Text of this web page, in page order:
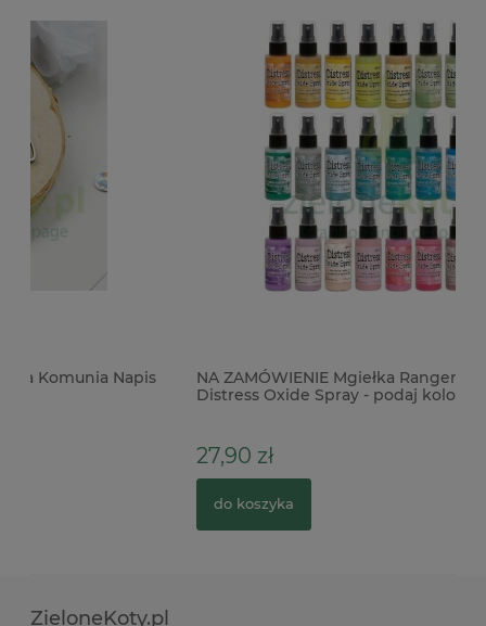
NA ZAMÓWIENIE Mgiełka Ranger Tim Holtz
Distress Oxide Spray - podaj kolor
ZieloneKoty.pl